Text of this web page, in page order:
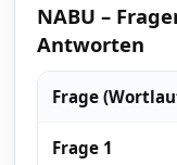
NABU –
Antworten
Frage
Frage 1